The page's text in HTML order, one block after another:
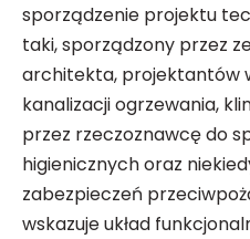
sporządzenie projektu
taki, sporządzony przez
architekta, projektantów
kanalizacji ogrzewania,
przez rzeczoznawcę do
higienicznych oraz
zabezpieczeń
wskazuje układ